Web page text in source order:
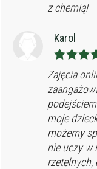
z chemią!
Karol
Zajęcia
moje
możemy
nie uczy w